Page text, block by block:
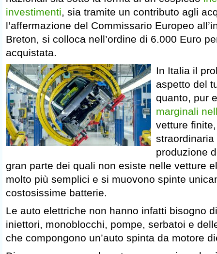
investimenti, sia tramite un contributo agli
l’affermazione del Commissario Europeo
Breton, si colloca nell’ordine di 6.000 Euro
acquistata.
In Italia il
aspetto del
quanto, pur
marginali
vetture
produzione
gran parte dei quali non esiste nelle vetture
molto più semplici e si muovono spinte
costosissime batterie.
Le auto elettriche non hanno infatti bisogno
iniettori, monoblocchi, pompe, serbatoi e
che compongono un’auto spinta da motore